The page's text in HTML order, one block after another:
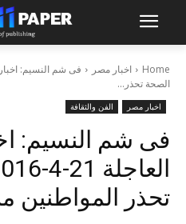
Home اخبار مصر
الصحة تحذر...
اخبار مصر الفن والثقافة
فى شم النسيم:
تحذر المواطنين